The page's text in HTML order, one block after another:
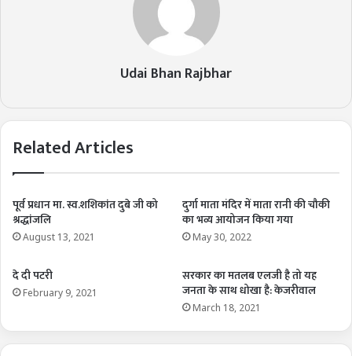
Udai Bhan Rajbhar
Related Articles
पूर्व प्रधान मा. स्व.शशिकांत दुबे जी को
श्रद्धांजलि
August 13, 2021
दुर्गा माता मंदिर में माता रानी की चौकी
का भव्य आयोजन किया गया
May 30, 2022
दे दी पटरी
February 9, 2021
सरकार का मतलब एलजी है तो यह
जनता के साथ धोखा है: केजरीवाल
March 18, 2021